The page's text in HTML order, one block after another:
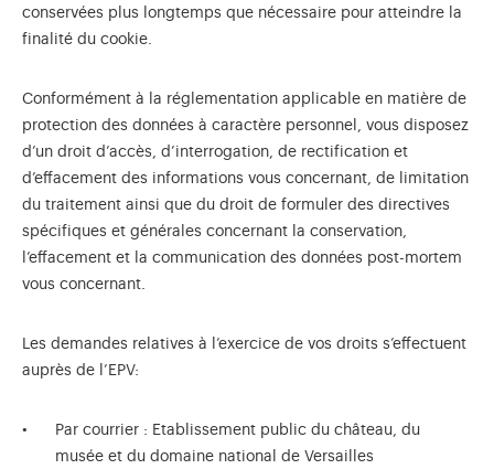
conservées plus longtemps que nécessaire pour atteindre la
finalité du cookie.
Conformément à la réglementation applicable en matière de
protection des données à caractère personnel, vous disposez
d’un droit d’accès, d’interrogation, de rectification et
d’effacement des informations vous concernant, de limitation
du traitement ainsi que du droit de formuler des directives
spécifiques et générales concernant la conservation,
l’effacement et la communication des données post-mortem
vous concernant.
Les demandes relatives à l’exercice de vos droits s’effectuent
auprès de l’EPV:
Par courrier : Etablissement public du château, du
musée et du domaine national de Versailles